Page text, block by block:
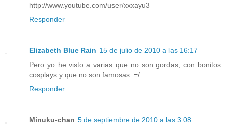
http://www.youtube.com/user/xxxayu3
Responder
Elizabeth Blue Rain 15 de julio de 2010 a las 16:17
Pero yo he visto a varias que no son gordas, con bonitos
cosplays y que no son famosas. =/
Responder
Minuku-chan 5 de septiembre de 2010 a las 3:08